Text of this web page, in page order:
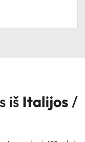
iš Italijos /